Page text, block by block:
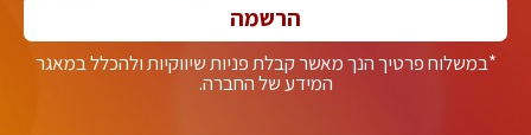
הרשמה
*במשלוח פרטיך הנך מאשר קבלת פניות שיווקיות ולהכלל במאגר
המידע של החברה.